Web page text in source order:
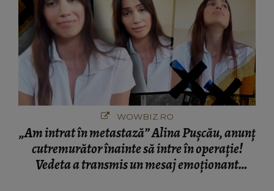
WOWBIZ.RO
„Am intrat în metastază” Alina Pușcău, anunț
cutremurător înainte să intre în operație!
Vedeta a transmis un mesaj emoționant